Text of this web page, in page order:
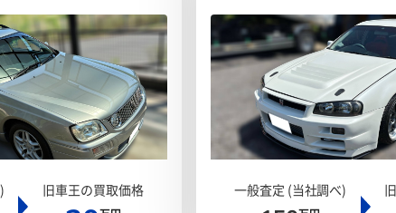
旧車王の買取価格 一般査定 (当社調べ)